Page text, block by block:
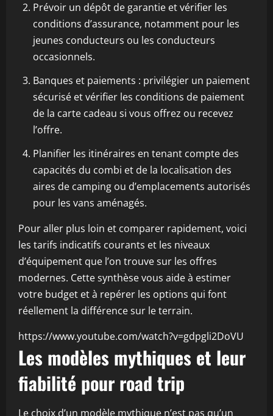
Prévoir un dépôt de garantie et vérifier les
conditions d’assurance, notamment pour les
jeunes conducteurs ou les conducteurs
occasionnels.
Banques et paiements : privilégier un paiement
sécurisé et vérifier les conditions de paiement
de la carte cadeau si vous offrez ou recevez
l’offre.
Planifier les itinéraires en tenant compte des
capacités du combi et de la localisation des
aires de camping ou d’emplacements autorisés
pour les vans aménagés.
Pour aller plus loin et comparer rapidement, voici
les tarifs indicatifs courants et les niveaux
d’équipement que l’on trouve sur les offres
modernes. Cette synthèse vous aide à estimer
votre budget et à repérer les options qui font
réellement la différence sur le terrain.
https://www.youtube.com/watch?v=gdpgli2DoVU
Les modèles mythiques et leur
fiabilité pour road trip
Le choix d’un modèle mythique n’est pas qu’un